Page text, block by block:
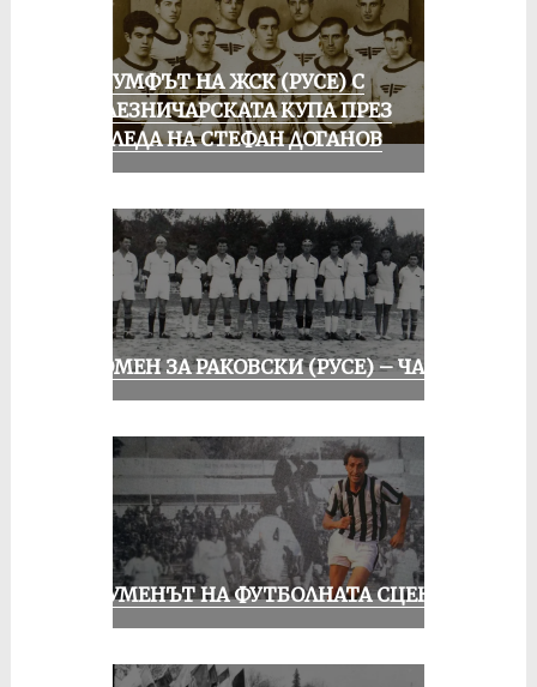
ТРИУМФЪТ НА ЖСК (РУСЕ) С
ЖЕЛЕЗНИЧАРСКАТА КУПА ПРЕЗ
ПОГЛЕДА НА СТЕФАН ДОГАНОВ
СПОМЕН ЗА РАКОВСКИ (РУСЕ) – ЧАСТ I
ШОУМЕНЪТ НА ФУТБОЛНАТА СЦЕНА